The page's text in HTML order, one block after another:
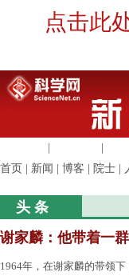
点击此
首页
新闻 博客 院士
头 条
谢家麟：他带着一
1964年，在谢家麟的带领